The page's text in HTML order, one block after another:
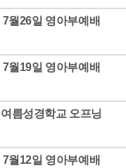
7월26일 영아부예배
7월19일 영아부예배
여름성경학교 오프닝
7월12일 영아부예배